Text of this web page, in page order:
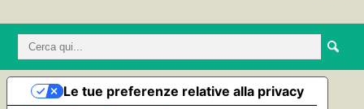
Le tue preferenze relative alla privacy